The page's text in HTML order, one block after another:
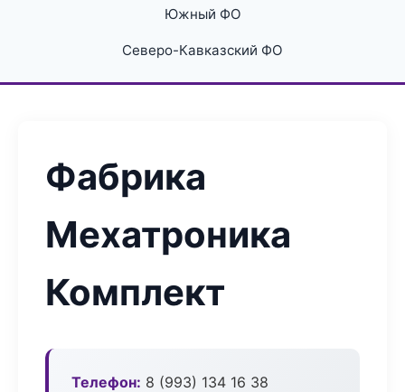
Южный ФО
Северо-Кавказский ФО
Фабрика
Мехатроника
Комплект
Телефон: 8 (993) 134 16 38